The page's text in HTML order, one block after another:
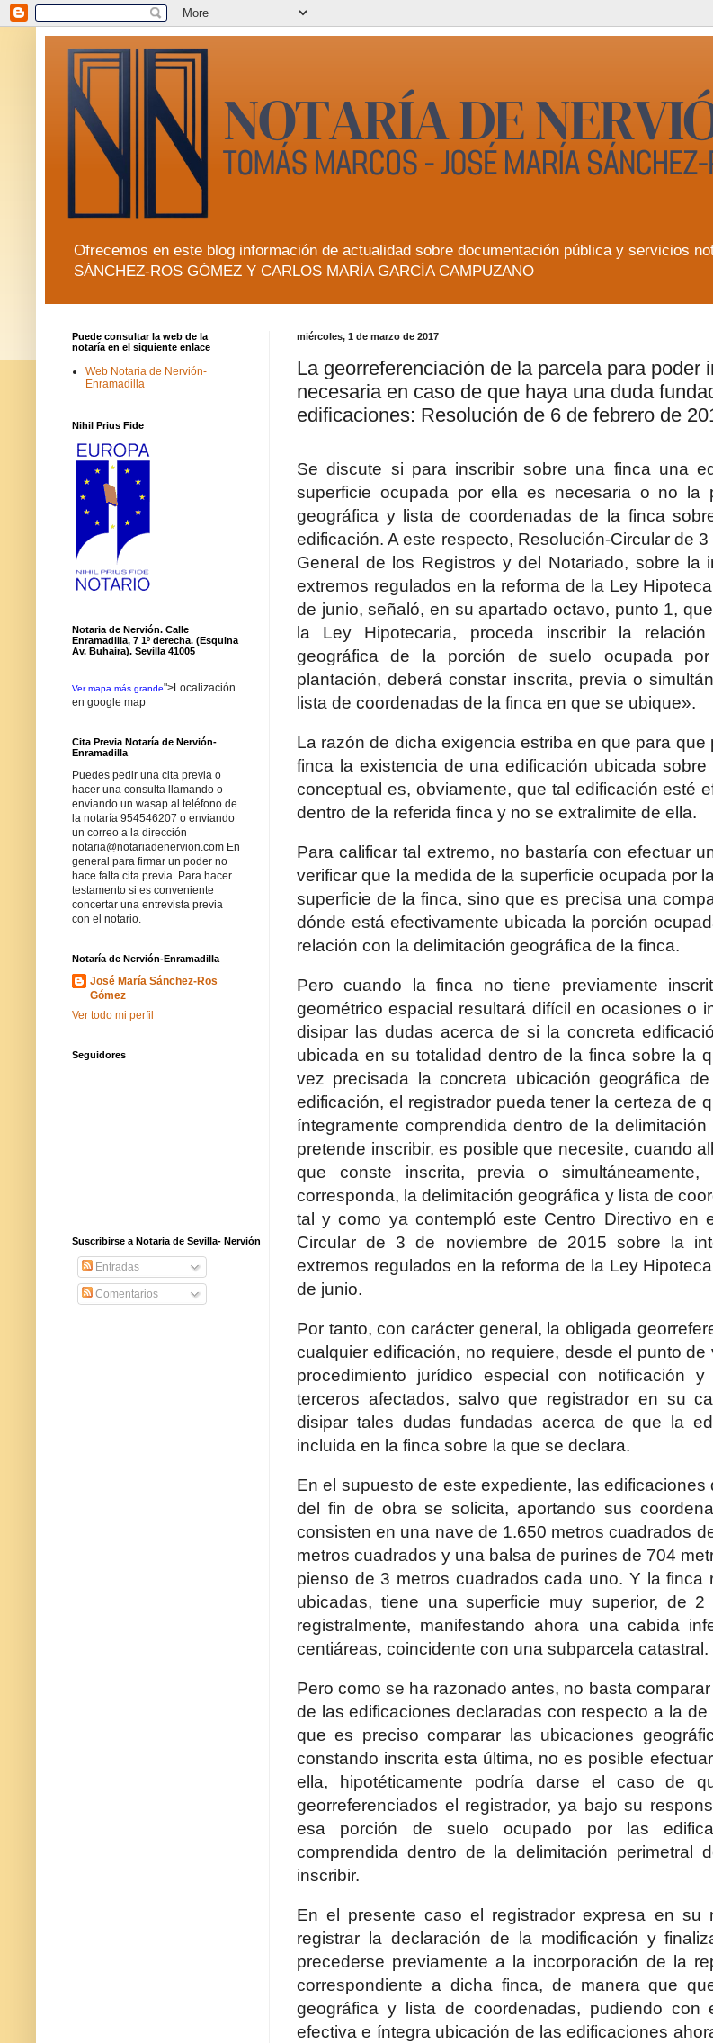
Ofrecemos en este blog información de actualidad sobre documentación pública y servicios
SÁNCHEZ-ROS GÓMEZ Y CARLOS MARÍA GARCÍA CAMPUZANO
miércoles, 1 de marzo de 2017
La georreferenciación de la parcela para poder
necesaria en caso de que haya una duda
edificaciones: Resolución de 6 de febrero de
Se discute si para inscribir sobre una finca una
superficie ocupada por ella es necesaria o no la
geográfica y lista de coordenadas de la finca
edificación. A este respecto, Resolución-Circular de
General de los Registros y del Notariado, sobre la
extremos regulados en la reforma de la Ley
de junio, señaló, en su apartado octavo, punto 1,
la Ley Hipotecaria, proceda inscribir la
geográfica de la porción de suelo ocupada
plantación, deberá constar inscrita, previa o
lista de coordenadas de la finca en que se ubique».
La razón de dicha exigencia estriba en que para
finca la existencia de una edificación ubicada
conceptual es, obviamente, que tal edificación esté
dentro de la referida finca y no se extralimite de ella.
Para calificar tal extremo, no bastaría con efectuar
verificar que la medida de la superficie ocupada por
superficie de la finca, sino que es precisa una
dónde está efectivamente ubicada la porción
relación con la delimitación geográfica de la finca.
Pero cuando la finca no tiene previamente
geométrico espacial resultará difícil en ocasiones o
disipar las dudas acerca de si la concreta
ubicada en su totalidad dentro de la finca sobre la
vez precisada la concreta ubicación geográfica
edificación, el registrador pueda tener la certeza de
íntegramente comprendida dentro de la
pretende inscribir, es posible que necesite, cuando
que conste inscrita, previa o
corresponda, la delimitación geográfica y lista de
tal y como ya contempló este Centro Directivo en
Circular de 3 de noviembre de 2015 sobre la
extremos regulados en la reforma de la Ley
de junio.
Por tanto, con carácter general, la obligada
cualquier edificación, no requiere, desde el punto
procedimiento jurídico especial con notificación
terceros afectados, salvo que registrador en su
disipar tales dudas fundadas acerca de que la
incluida en la finca sobre la que se declara.
En el supuesto de este expediente, las
del fin de obra se solicita, aportando sus
consisten en una nave de 1.650 metros cuadrados
metros cuadrados y una balsa de purines de 704
pienso de 3 metros cuadrados cada uno. Y la
ubicadas, tiene una superficie muy superior, de
registralmente, manifestando ahora una cabida
centiáreas, coincidente con una subparcela catastral.
Pero como se ha razonado antes, no basta
de las edificaciones declaradas con respecto a la
que es preciso comparar las ubicaciones
constando inscrita esta última, no es posible
ella, hipotéticamente podría darse el caso de
georreferenciados el registrador, ya bajo su
esa porción de suelo ocupado por las
comprendida dentro de la delimitación
inscribir.
En el presente caso el registrador expresa en su
registrar la declaración de la modificación y
precederse previamente a la incorporación de la
correspondiente a dicha finca, de manera que
geográfica y lista de coordenadas, pudiendo con
efectiva e íntegra ubicación de las edificaciones
Puede consultar la web de la
notaría en el siguiente enlace
Web Notaria de Nervión-
Enramadilla
Nihil Prius Fide
Notaria de Nervión. Calle
Enramadilla, 7 1º derecha. (Esquina
Av. Buhaira). Sevilla 41005
Ver mapa más grande">Localización
en google map
Cita Previa Notaría de Nervión-
Enramadilla
Puedes pedir una cita previa o
hacer una consulta llamando o
enviando un wasap al teléfono de
la notaría 954546207 o enviando
un correo a la dirección
notaria@notariadenervion.com En
general para firmar un poder no
hace falta cita previa. Para hacer
testamento si es conveniente
concertar una entrevista previa
con el notario.
Notaría de Nervión-Enramadilla
José María Sánchez-Ros
Gómez
Ver todo mi perfil
Seguidores
Suscribirse a Notaria de Sevilla- Nervión
Entradas
Comentarios